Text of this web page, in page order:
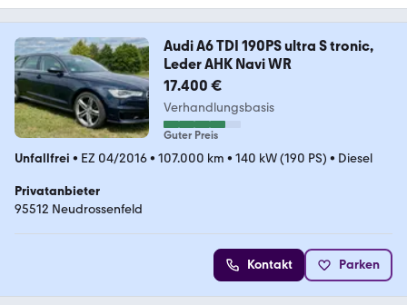
Audi A6 TDI 190PS ultra S tronic,
Leder AHK Navi WR
17.400 €
Verhandlungsbasis
Guter Preis
Unfallfrei • EZ 04/2016• 107.000 km • 140 kW (190 PS) • Diesel
Privatanbieter
95512 Neudrossenfeld
Kontakt Parken